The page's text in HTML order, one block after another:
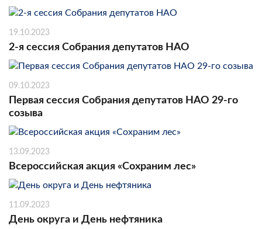
19.10.2023
2-я сессия Собрания депутатов НАО
09.10.2023
Первая сессия Собрания депутатов НАО 29-го
созыва
13.09.2023
Всероссийская акция «Сохраним лес»
11.09.2023
День округа и День нефтяника